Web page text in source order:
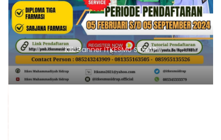
Klik Banner ITKESMU SIDRAP